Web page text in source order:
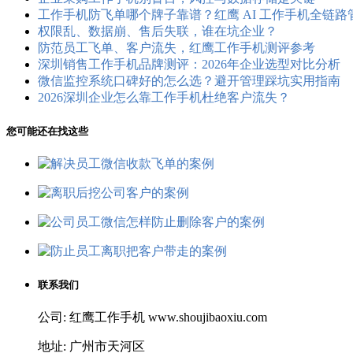
工作手机防飞单哪个牌子靠谱？红鹰 AI 工作手机全链路
权限乱、数据崩、售后失联，谁在坑企业？
防范员工飞单、客户流失，红鹰工作手机测评参考
深圳销售工作手机品牌测评：2026年企业选型对比分析
微信监控系统口碑好的怎么选？避开管理踩坑实用指南
2026深圳企业怎么靠工作手机杜绝客户流失？
您可能还在找这些
联系我们
公司: 红鹰工作手机 www.shoujibaoxiu.com
地址: 广州市天河区